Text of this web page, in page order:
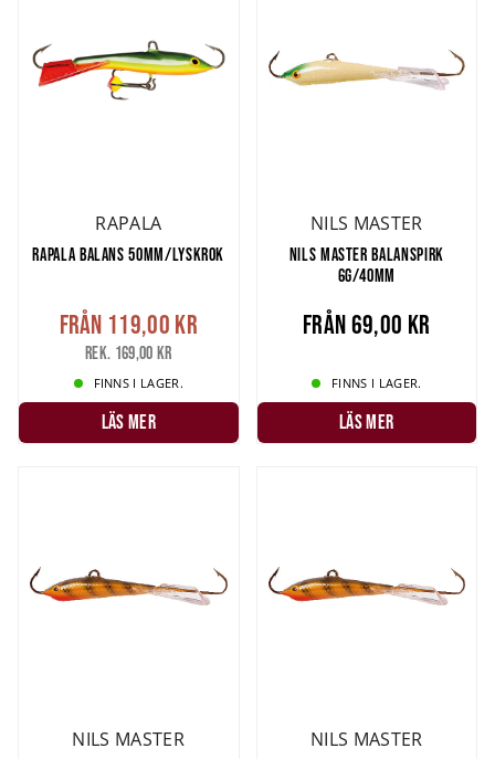
RAPALA
RAPALA BALANS 50MM/LYSKROK
Från 119,00 kr
Rek. 169,00 kr
FINNS I LAGER.
LÄS MER
NILS MASTER
NILS MASTER BALANSPIRK
6G/40MM
Från69,00 kr
FINNS I LAGER.
LÄS MER
NILS MASTER NILS MASTER